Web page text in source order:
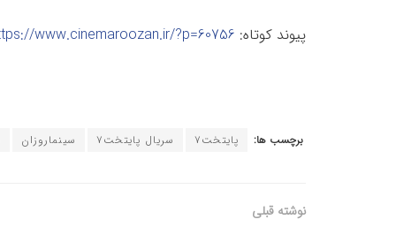
پیوند کوتاه: www.cinemaroozan.ir/?p=60756
برچسب ها: پایتخت۷ سریال پایتخت۷ سینماروزان
نوشته قبلی